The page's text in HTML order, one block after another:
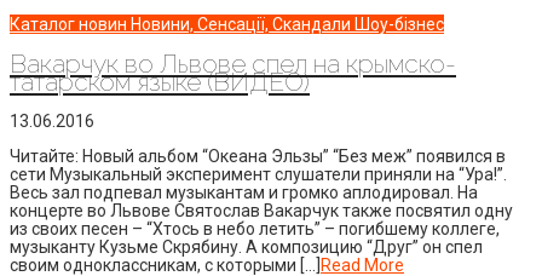
Каталог новин Новини, Сенсації, Скандали Шоу-бізнес
Вакарчук во Львове спел на крымско-
татарском языке (ВИДЕО)
13.06.2016
Читайте: Новый альбом “Океана Эльзы” “Без меж” появился в
сети Музыкальный эксперимент слушатели приняли на “Ура!”.
Весь зал подпевал музыкантам и громко аплодировал. На
концерте во Львове Святослав Вакарчук также посвятил одну
из своих песен – “Хтось в небо летить” – погибшему коллеге,
музыканту Кузьме Скрябину. А композицию “Друг” он спел
своим одноклассникам, с которыми […]Read More